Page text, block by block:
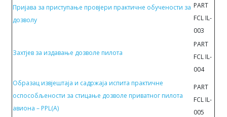
Пријава за приступање провјери практичне обучености за
дозволу
PART
FCL IL-
003
Захтјев за издавање дозволе пилотa
PART
FCL IL-
004
Образац извјештаја и садржаја испитa прaктичнe
oспoсoбљeнoсти за стицање дозволе приватног пилота
авиона – PPL(A)
PART
FCL IL-
005